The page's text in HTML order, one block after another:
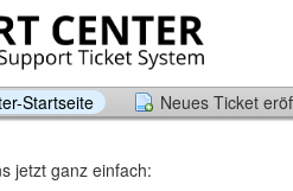
Startseite Neues Ticket
jetzt ganz einfach: